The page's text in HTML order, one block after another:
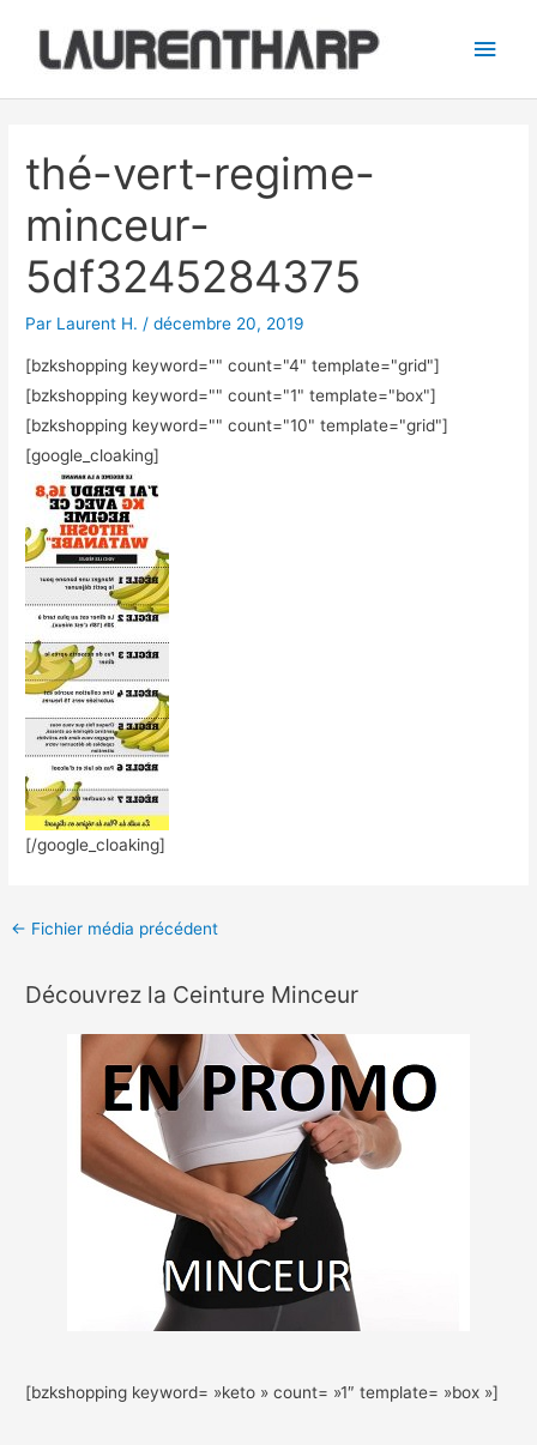
contenu
thé-vert-regime-
minceur-
5df3245284375
Par Laurent H. /décembre 20, 2019
[bzkshopping keyword="" count="4" template="grid"]
[bzkshopping keyword="" count="1" template="box"]
[bzkshopping keyword="" count="10" template="grid"]
[google_cloaking]
[/google_cloaking]
articles
← Fichier média précédent
Découvrez la Ceinture Minceur
[bzkshopping keyword= »keto » count= »1″ template= »box »]